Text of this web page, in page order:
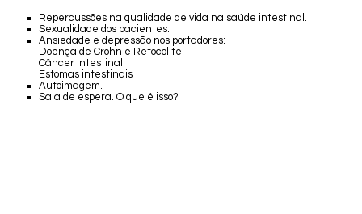
Repercussões na qualidade de vida na saúde intestinal.
Sexualidade dos pacientes.
Ansiedade e depressão nos portadores:
Doença de Crohn e Retocolite
Câncer intestinal
Estomas intestinais
Autoimagem.
Sala de espera. O que é isso?